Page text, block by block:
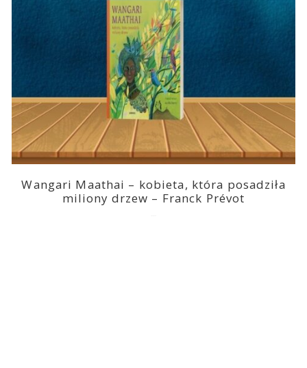
Wangari Maathai – kobieta, która posadziła
miliony drzew – Franck Prévot